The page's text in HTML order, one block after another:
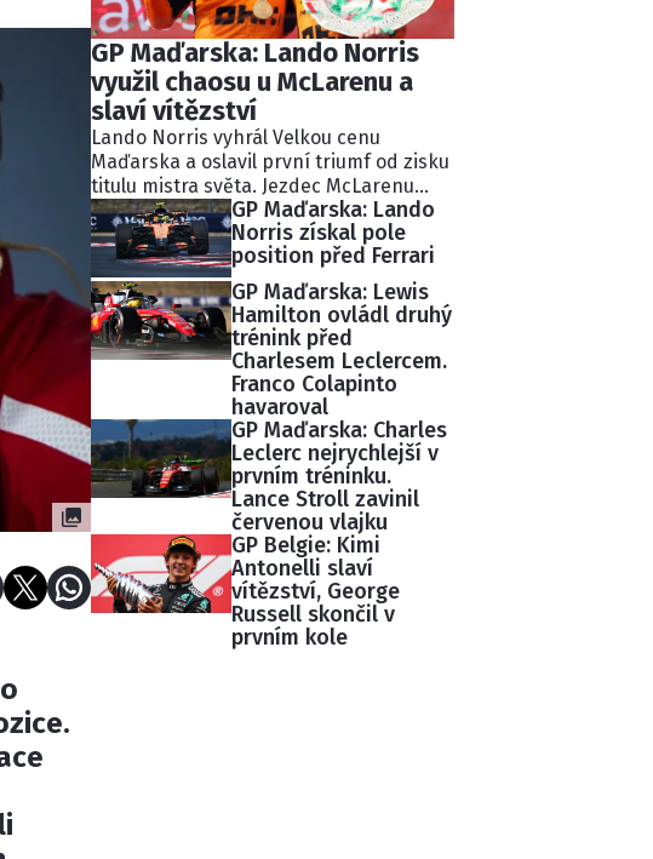
GP Maďarska: Lando Norris
využil chaosu u McLarenu a
slaví vítězství
Lando Norris vyhrál Velkou cenu
Maďarska a oslavil první triumf od zisku
titulu mistra světa. Jezdec McLarenu
porazil týmového kolegu Oscara
Piastriho díky strategii, která vyvolala
napětí uvnitř týmu. Na stupně vítězů se
postavili také Max Verstappen a Kimi
Antonelli.
GP Maďarska: Lando
Norris získal pole
position před Ferrari
GP Maďarska: Lewis
Hamilton ovládl druhý
trénink před
Charlesem Leclercem.
Franco Colapinto
havaroval
GP Maďarska: Charles
Leclerc nejrychlejší v
prvním tréninku.
Lance Stroll zavinil
červenou vlajku
GP Belgie: Kimi
Antonelli slaví
vítězství, George
Russell skončil v
prvním kole